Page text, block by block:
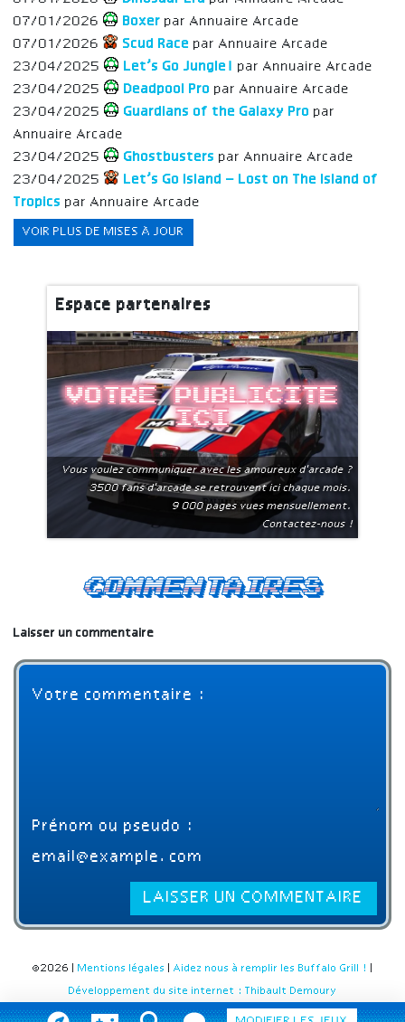
07/01/2026
Boxer par Annuaire Arcade
07/01/2026
Scud Race par Annuaire Arcade
23/04/2025
Let’s Go Jungle! par Annuaire Arcade
23/04/2025
Deadpool Pro par Annuaire Arcade
23/04/2025
Guardians of the Galaxy Pro par
Annuaire Arcade
23/04/2025
Ghostbusters par Annuaire Arcade
23/04/2025
Let’s Go Island – Lost on The Island of
Tropics par Annuaire Arcade
VOIR PLUS DE MISES À JOUR
Espace partenaires
Votre publicite
ici
Vous voulez communiquer avec les amoureux d'arcade ?
3500 fans d'arcade se retrouvent ici chaque mois.
9 000 pages vues mensuellement.
Contactez-nous !
Commentaires
Laisser un commentaire
©2026 | Mentions légales Aidez nous à remplir les Buffalo Grill !
Développement du site internet : Thibault Demoury